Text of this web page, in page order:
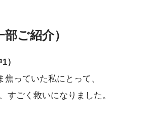
ご紹介）
）
焦っていた私にとって、
すごく救いになりました。